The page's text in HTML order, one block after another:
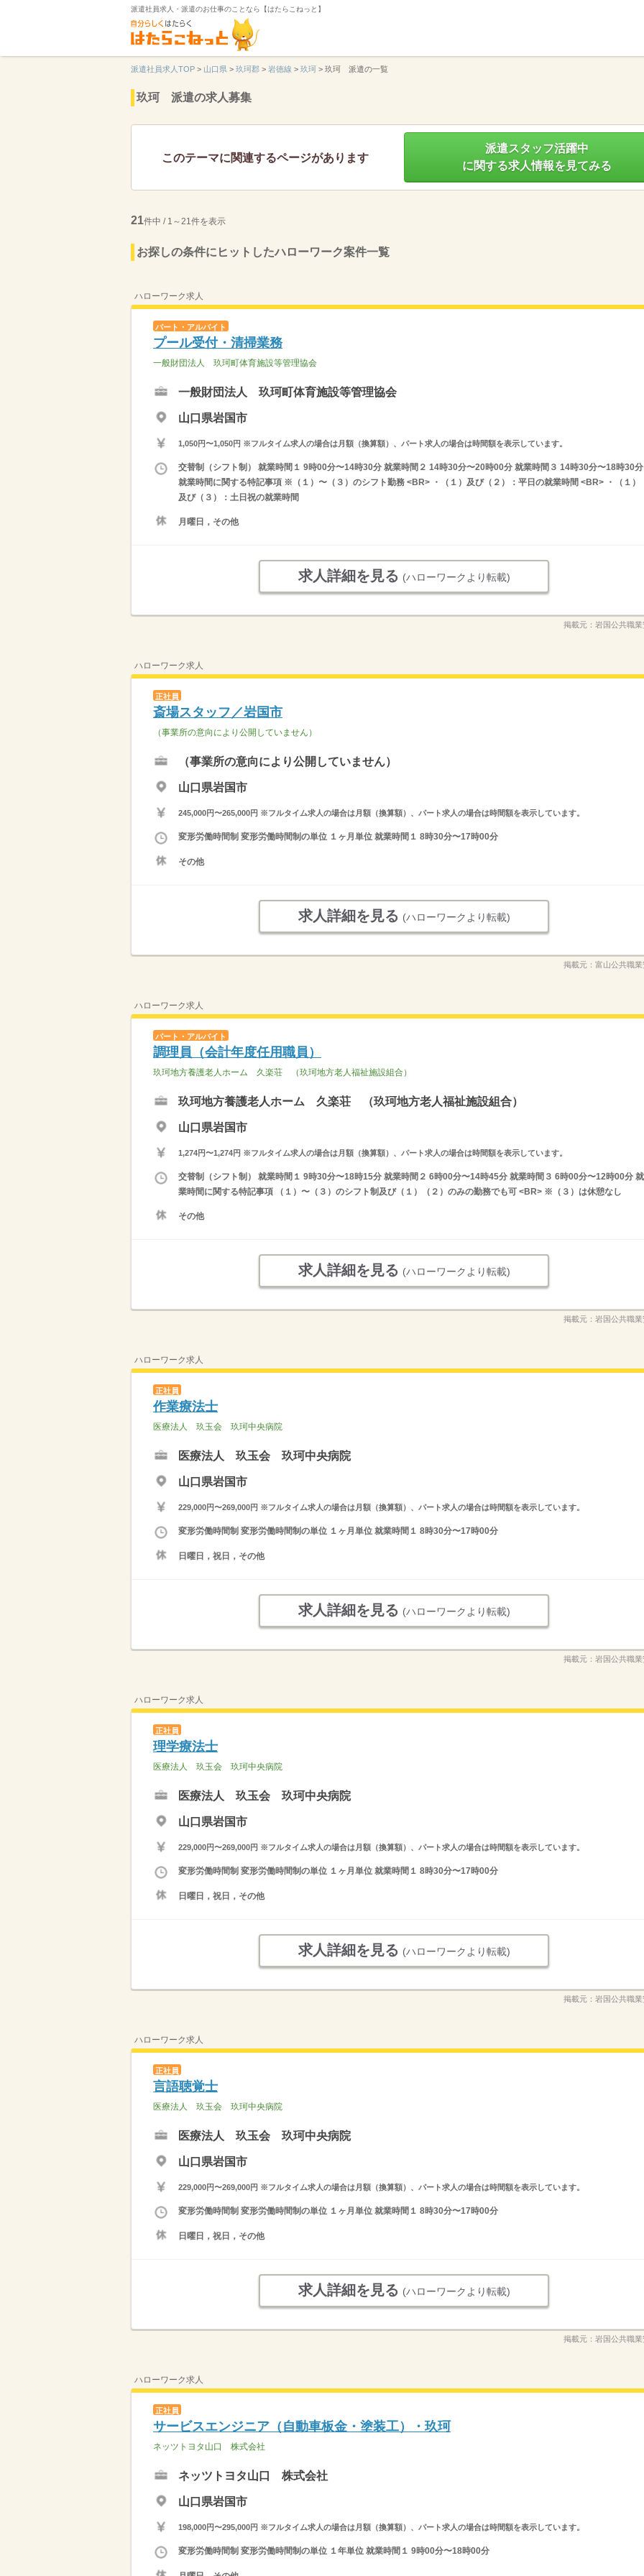
派遣社員求人・派遣のお仕事のことなら【はたらこねっと】
派遣社員求人TOP > 山口県 > 玖珂郡 > 岩徳線 > 玖珂 > 玖珂 派遣の一覧
玖珂 派遣の求人募集
このテーマに関連するページがあります
派遣スタッフ活躍中
に関する求人情報を見てみる
21件中 / 1～21件を表示
お探しの条件にヒットしたハローワーク案件一覧
ハローワーク求人
パート・アルバイト
プール受付・清掃業務
一般財団法人 玖珂町体育施設等管理協会
一般財団法人 玖珂町体育施設等管理協会
山口県岩国市
1,050円〜1,050円 ※フルタイム求人の場合は月額（換算額）、パート求人の場合は時間額を表示しています。
交替制（シフト制） 就業時間１ 9時00分〜14時30分 就業時間２ 14時30分〜20時00分 就業時間３ 14時30分〜18時30分
就業時間に関する特記事項 ※（１）〜（３）のシフト勤務 <BR> ・（１）及び（２）：平日の就業時間 <BR> ・（１）
及び（３）：土日祝の就業時間
月曜日，その他
求人詳細を見る (ハローワークより転載)
掲載元： 岩国公共職
ハローワーク求人
正社員
斎場スタッフ／岩国市
（事業所の意向により公開していません）
（事業所の意向により公開していません）
山口県岩国市
245,000円〜265,000円 ※フルタイム求人の場合は月額（換算額）、パート求人の場合は時間額を表示しています。
変形労働時間制 変形労働時間制の単位 １ヶ月単位 就業時間１ 8時30分〜17時00分
その他
求人詳細を見る (ハローワークより転載)
掲載元： 富山公共職
ハローワーク求人
パート・アルバイト
調理員（会計年度任用職員）
玖珂地方養護老人ホーム 久楽荘 （玖珂地方老人福祉施設組合）
玖珂地方養護老人ホーム 久楽荘 （玖珂地方老人福祉施設組合）
山口県岩国市
1,274円〜1,274円 ※フルタイム求人の場合は月額（換算額）、パート求人の場合は時間額を表示しています。
交替制（シフト制） 就業時間１ 9時30分〜18時15分 就業時間２ 6時00分〜14時45分 就業時間３ 6時00分〜12時00分 就
業時間に関する特記事項 （１）〜（３）のシフト制及び（１）（２）のみの勤務でも可 <BR> ※（３）は休憩なし
その他
求人詳細を見る (ハローワークより転載)
掲載元： 岩国公共職
ハローワーク求人
正社員
作業療法士
医療法人 玖玉会 玖珂中央病院
医療法人 玖玉会 玖珂中央病院
山口県岩国市
229,000円〜269,000円 ※フルタイム求人の場合は月額（換算額）、パート求人の場合は時間額を表示しています。
変形労働時間制 変形労働時間制の単位 １ヶ月単位 就業時間１ 8時30分〜17時00分
日曜日，祝日，その他
求人詳細を見る (ハローワークより転載)
掲載元： 岩国公共職
ハローワーク求人
正社員
理学療法士
医療法人 玖玉会 玖珂中央病院
医療法人 玖玉会 玖珂中央病院
山口県岩国市
229,000円〜269,000円 ※フルタイム求人の場合は月額（換算額）、パート求人の場合は時間額を表示しています。
変形労働時間制 変形労働時間制の単位 １ヶ月単位 就業時間１ 8時30分〜17時00分
日曜日，祝日，その他
求人詳細を見る (ハローワークより転載)
掲載元： 岩国公共職
ハローワーク求人
正社員
言語聴覚士
医療法人 玖玉会 玖珂中央病院
医療法人 玖玉会 玖珂中央病院
山口県岩国市
229,000円〜269,000円 ※フルタイム求人の場合は月額（換算額）、パート求人の場合は時間額を表示しています。
変形労働時間制 変形労働時間制の単位 １ヶ月単位 就業時間１ 8時30分〜17時00分
日曜日，祝日，その他
求人詳細を見る (ハローワークより転載)
掲載元： 岩国公共職
ハローワーク求人
正社員
サービスエンジニア（自動車板金・塗装工）・玖珂
ネッツトヨタ山口 株式会社
ネッツトヨタ山口 株式会社
山口県岩国市
198,000円〜295,000円 ※フルタイム求人の場合は月額（換算額）、パート求人の場合は時間額を表示しています。
変形労働時間制 変形労働時間制の単位 １年単位 就業時間１ 9時00分〜18時00分